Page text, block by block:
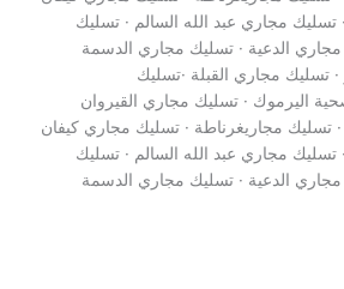
تسليك مجاري عبد الله السالم · تسليك
مجاري الدعية · تسليك مجاري الدسمة
· تسليك مجاري القبلة ·تسليك
اليرموك · تسليك مجاري القيروان
تسليك مجاريغرناطة · تسليك مجاري كيفان
تسليك مجاري عبد الله السالم · تسليك
مجاري الدعية · تسليك مجاري الدسمة